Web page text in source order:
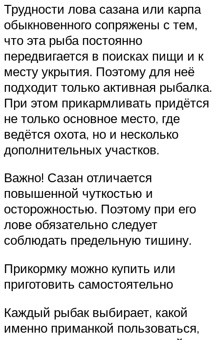
Трудности лова сазана или карпа
обыкновенного сопряжены с тем,
что эта рыба постоянно
передвигается в поисках пищи и к
месту укрытия. Поэтому для неё
подходит только активная рыбалка.
При этом прикармливать придётся
не только основное место, где
ведётся охота, но и несколько
дополнительных участков.
Важно! Сазан отличается
повышенной чуткостью и
осторожностью. Поэтому при его
лове обязательно следует
соблюдать предельную тишину.
Прикормку можно купить или
приготовить самостоятельно
Каждый рыбак выбирает, какой
именно приманкой пользоваться,